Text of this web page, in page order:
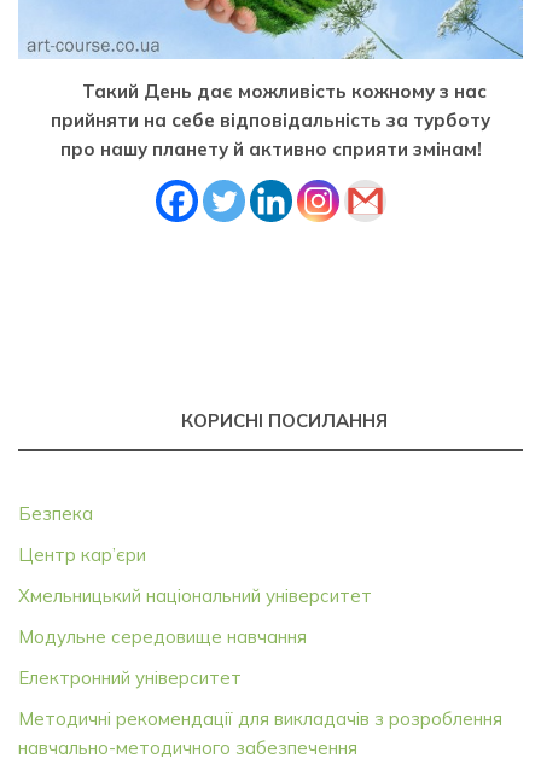
Такий День дає можливість кожному з нас
прийняти на себе відповідальність за турботу
про нашу планету й активно сприяти змінам!
КОРИСНІ ПОСИЛАННЯ
Безпека
Центр кар’єри
Хмельницький національний університет
Модульне середовище навчання
Електронний університет
Методичні рекомендації для викладачів з розроблення
навчально-методичного забезпечення